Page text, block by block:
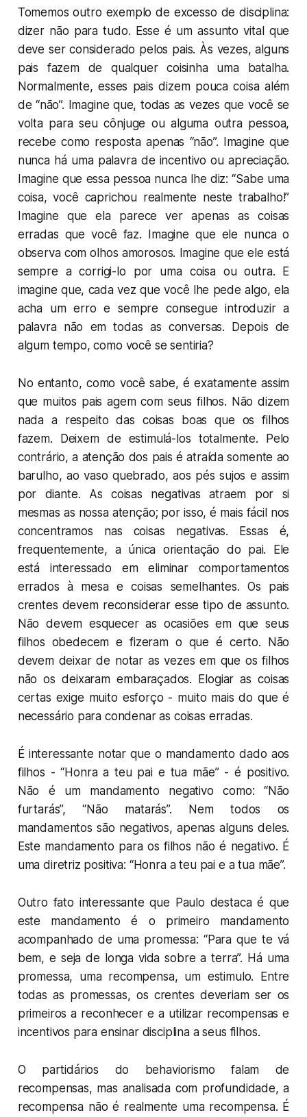
Tomemos outro exemplo de excesso de disciplina:
dizer não para tudo. Esse é um assunto vital que
deve ser considerado pelos pais. Às vezes, alguns
pais fazem de qualquer coisinha uma batalha.
Normalmente, esses pais dizem pouca coisa além
de “não”. Imagine que, todas as vezes que você se
volta para seu cônjuge ou alguma outra pessoa,
recebe como resposta apenas “não”. Imagine que
nunca há uma palavra de incentivo ou apreciação.
Imagine que essa pessoa nunca lhe diz: “Sabe uma
coisa, você caprichou realmente neste trabalho!”
Imagine que ela parece ver apenas as coisas
erradas que você faz. Imagine que ele nunca o
observa com olhos amorosos. Imagine que ele está
sempre a corrigi-lo por uma coisa ou outra. E
imagine que, cada vez que você lhe pede algo, ela
acha um erro e sempre consegue introduzir a
palavra não em todas as conversas. Depois de
algum tempo, como você se sentiria?
No entanto, como você sabe, é exatamente assim
que muitos pais agem com seus filhos. Não dizem
nada a respeito das coisas boas que os filhos
fazem. Deixem de estimulá-los totalmente. Pelo
contrário, a atenção dos pais é atraída somente ao
barulho, ao vaso quebrado, aos pés sujos e assim
por diante. As coisas negativas atraem por si
mesmas as nossa atenção; por isso, é mais fácil nos
concentramos nas coisas negativas. Essas é,
frequentemente, a única orientação do pai. Ele
está interessado em eliminar comportamentos
errados à mesa e coisas semelhantes. Os pais
crentes devem reconsiderar esse tipo de assunto.
Não devem esquecer as ocasiões em que seus
filhos obedecem e fizeram o que é certo. Não
devem deixar de notar as vezes em que os filhos
não os deixaram embaraçados. Elogiar as coisas
certas exige muito esforço - muito mais do que é
necessário para condenar as coisas erradas.
É interessante notar que o mandamento dado aos
filhos - “Honra a teu pai e tua mãe” - é positivo.
Não é um mandamento negativo como: “Não
furtarás”, “Não matarás”. Nem todos os
mandamentos são negativos, apenas alguns deles.
Este mandamento para os filhos não é negativo. É
uma diretriz positiva: “Honra a teu pai e a tua mãe”.
Outro fato interessante que Paulo destaca é que
este mandamento é o primeiro mandamento
acompanhado de uma promessa: “Para que te vá
bem, e seja de longa vida sobre a terra”. Há uma
promessa, uma recompensa, um estimulo. Entre
todas as promessas, os crentes deveriam ser os
primeiros a reconhecer e a utilizar recompensas e
incentivos para ensinar disciplina a seus filhos.
O partidários do behaviorismo falam de
recompensas, mas analisada com profundidade, a
recompensa não é realmente uma recompensa. É